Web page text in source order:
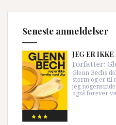
Seneste anmeldelser
JEG ER
Forfatter:
Glenn Bechs
storm og er til
jeg
også forever